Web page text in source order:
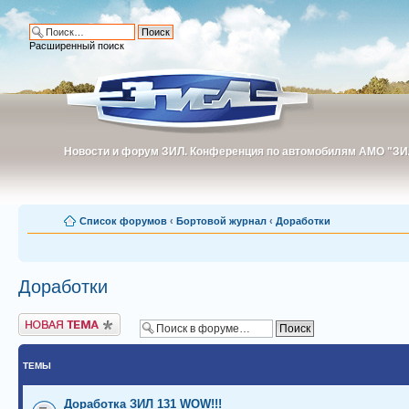
Новости и форум ЗИЛ. Конференция по автомобилям АМО
Новости и форум ЗИЛ. Конференция по автомобилям АМО
Расширенный поиск
Список форумов ‹ Бортовой журнал ‹ Доработки
Доработки
Новая тема
ТЕМЫ
Доработка ЗИЛ 131 WOW!!!